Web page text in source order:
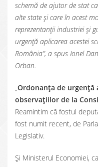
schemă de ajutor de stat
alte state și care în acest
reprezentanții industriei și
urgență aplicarea acestei
România”, a spus Ionel
Orban.
„Ordonanța de urgență
observațiilor de la
Reamintim că fostul
fost numit recent, de
Legislativ.
Și Ministerul Economiei,